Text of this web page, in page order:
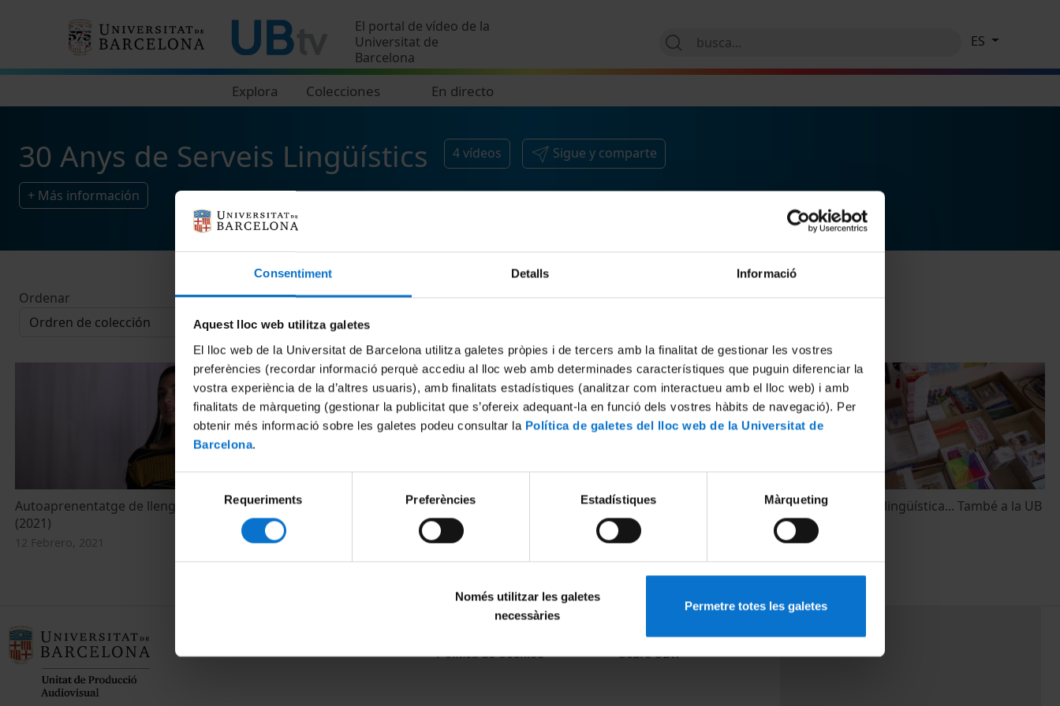
Consentiment Detalls Informació
Aquest lloc web utilitza galetes
El lloc web de la Universitat de Barcelona utilitza galetes pròpies i de tercers amb la finalitat de gestionar les vostres
preferències (recordar informació perquè accediu al lloc web amb determinades característiques que puguin diferenciar la
vostra experiència de la d’altres usuaris), amb finalitats estadístiques (analitzar com interactueu amb el lloc web) i amb
finalitats de màrqueting (gestionar la publicitat que s’ofereix adequant-la en funció dels vostres hàbits de navegació). Per
obtenir més informació sobre les galetes podeu consultar la Política de galetes del lloc web de la Universitat de
Barcelona.
Selecció
consentiment
Requeriments Preferències Estadístiques Màrqueting
Només utilitzar les galetes
necessàries
Permetre totes les galetes
El portal de vídeo de la
Universitat de
Barcelona
Explora Colecciones En directo
ES
30 Anys de Serveis Lingüístics 4vídeos Sigue y comparte
+ Más información
Ordenar
Autoaprenentatge de llengües de la UB
(2021)
12 Febrero, 2021
La Xarxa de Dinamització Lingüística de la
UB
29 Abril, 2020
Transparència Lingüística
30 Abril, 2020
Transparència lingüística... També a la UB
27 Julio, 2023
MENÚ PEU 1
Política de Cookies
Sobre UBtv